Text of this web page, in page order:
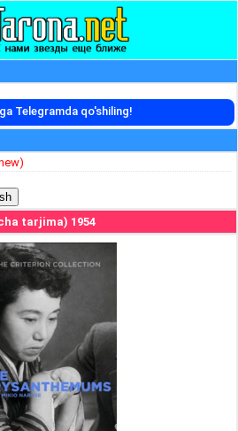
Telegramda qo'shiling!
tarjima) 1954